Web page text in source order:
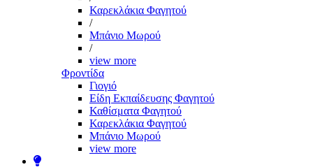
Καρεκλάκια Φαγητού
/
Μπάνιο Μωρού
/
view more
Φροντίδα
Γιογιό
Είδη Εκπαίδευσης Φαγητού
Καθίσματα Φαγητού
Καρεκλάκια Φαγητού
Μπάνιο Μωρού
view more